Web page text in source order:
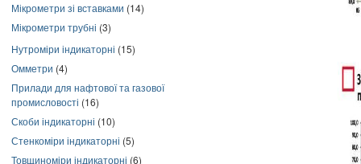
Мікрометри зі вставками (14)
Мікрометри трубні (3)
Нутроміри індикаторні (15)
Омметри (4)
Прилади для нафтової та газової
промисловості (16)
Скоби індикаторні (10)
Стенкоміри індикаторні (5)
Товщиноміри індикаторні (6)